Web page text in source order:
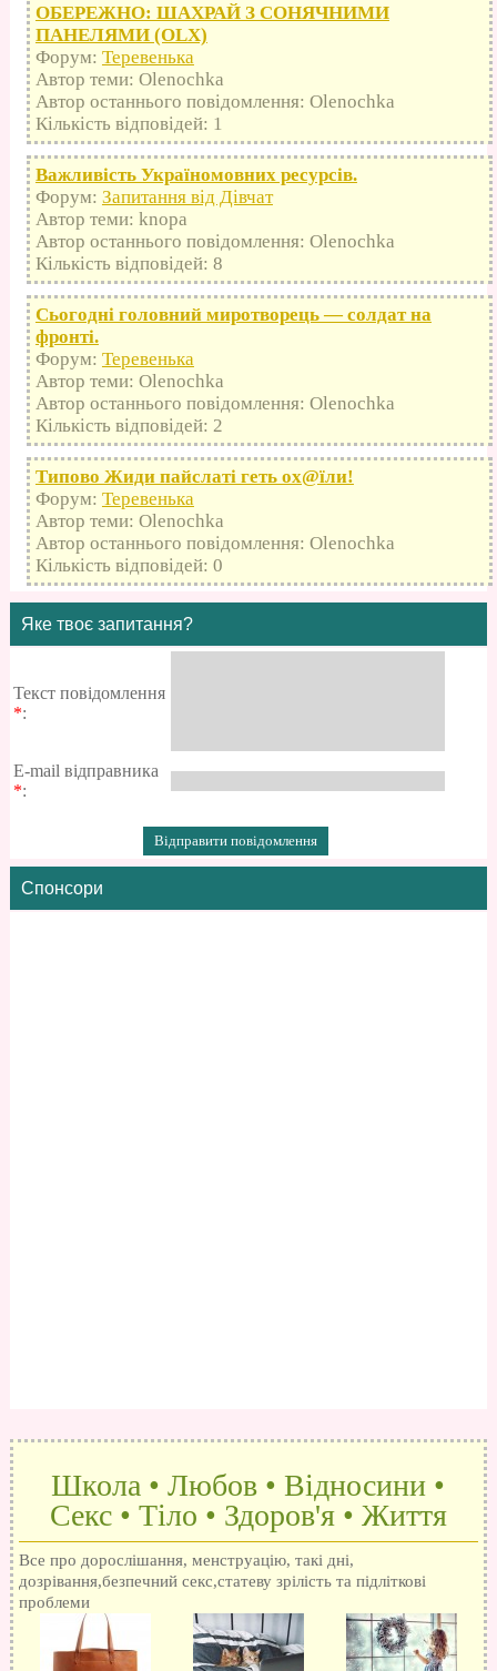
ОБЕРЕЖНО: ШАХРАЙ З СОНЯЧНИМИ
ПАНЕЛЯМИ (OLX)
Форум: Теревенька
Автор теми: Olenochka
Автор останнього повідомлення: Olenochka
Кількість відповідей: 1
Важливість Україномовних ресурсів.
Форум: Запитання від Дівчат
Автор теми: knopa
Автор останнього повідомлення: Olenochka
Кількість відповідей: 8
Сьогодні головний миротворець — солдат на
фронті.
Форум: Теревенька
Автор теми: Olenochka
Автор останнього повідомлення: Olenochka
Кількість відповідей: 2
Типово Жиди пайслаті геть оx@їли!
Форум: Теревенька
Автор теми: Olenochka
Автор останнього повідомлення: Olenochka
Кількість відповідей: 0
Яке твоє запитання?
Текст повідомлення
*:
E-mail відправника
*:
Спонсори
Школа • Любов • Відносини •
Секс • Тіло • Здоров'я • Життя
Все про дорослішання, менструацію, такі дні,
дозрівання,безпечний секс,статеву зрілість та підліткові
проблеми